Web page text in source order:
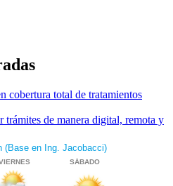
cobertura total de tratamientos
trámites de manera digital, remota y